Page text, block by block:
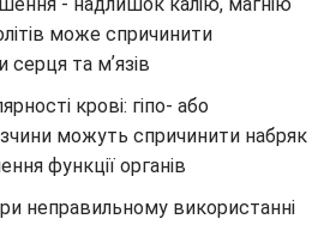
може спричинити
та мʼязів
крові: гіпо- або
можуть спричинити набряк
функції органів
неправильному використанні